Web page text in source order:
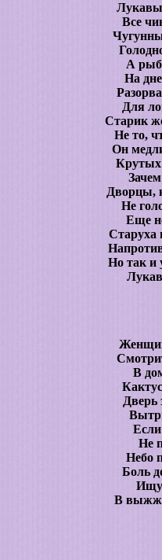
Все
А
На
Для
Старик
Не то,
Он
Крутых
Дворцы,
Не
Еще
Старуха
Но так и
В
Дверь
Не
Небо
Боль
В